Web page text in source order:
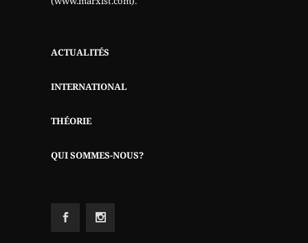
ACTUALITÉS
INTERNATIONAL
THÉORIE
QUI SOMMES-NOUS?